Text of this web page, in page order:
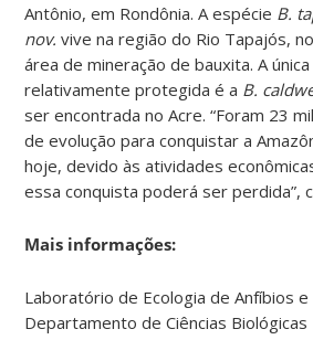
Antônio, em Rondônia. A espécie B.
nov. vive na região do Rio Tapajós,
área de mineração de bauxita. A
relativamente protegida é a B.
ser encontrada no Acre. “Foram 23
de evolução para conquistar a
hoje, devido às atividades
essa conquista poderá ser perdida”,
Mais informações:
Laboratório de Ecologia de Anfíbios
Departamento de Ciências Biológicas